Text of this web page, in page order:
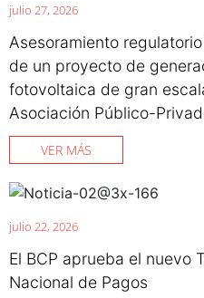
julio 27, 2026
Asesoramiento
de un proyecto de
fotovoltaica de gran
Asociación Público-
VER MÁS
julio 22, 2026
El BCP aprueba el nuevo
Nacional de Pagos